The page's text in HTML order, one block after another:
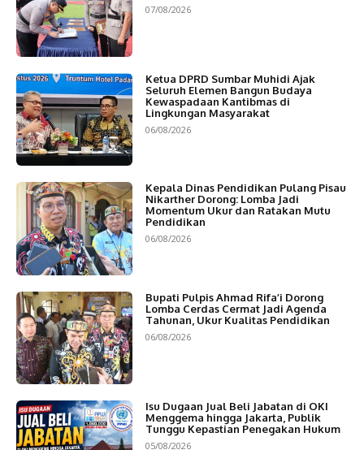
07/08/2026
Ketua DPRD Sumbar Muhidi Ajak
Seluruh Elemen Bangun Budaya
Kewaspadaan Kantibmas di
Lingkungan Masyarakat
06/08/2026
Kepala Dinas Pendidikan Pulang Pisau
Nikarther Dorong: Lomba Jadi
Momentum Ukur dan Ratakan Mutu
Pendidikan
06/08/2026
Bupati Pulpis Ahmad Rifa’i Dorong
Lomba Cerdas Cermat Jadi Agenda
Tahunan, Ukur Kualitas Pendidikan
06/08/2026
Isu Dugaan Jual Beli Jabatan di OKI
Menggema hingga Jakarta, Publik
Tunggu Kepastian Penegakan Hukum
05/08/2026